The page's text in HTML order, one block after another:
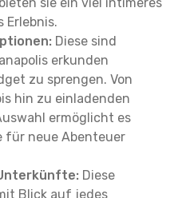
Erlebnis.
Diese sind
erkunden
zu sprengen. Von
hin zu einladenden
ermöglicht es
für neue Abenteuer
Diese
Blick auf jedes